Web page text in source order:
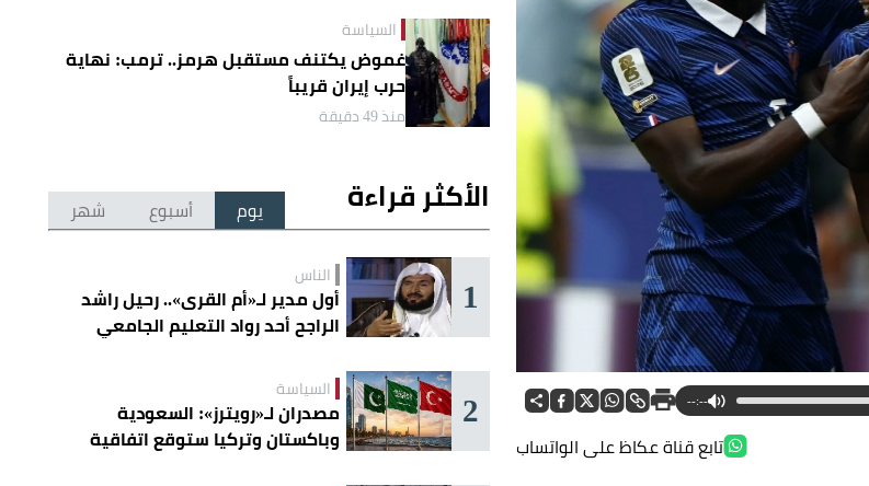
--:--
تابع قناة عكاظ على الواتساب
السياسة
غموض يكتنف مستقبل هرمز.. ترمب: نهاية
حرب إيران قريباً
منذ 49 دقيقة
الأكثر قراءة يوم أسبوع شهر
1 الناس
أول مدير لـ«أم القرى».. رحيل راشد
الراجح أحد رواد التعليم الجامعي
2 السياسة
مصدران لـ«رويترز»: السعودية
وباكستان وتركيا ستوقع اتفاقية